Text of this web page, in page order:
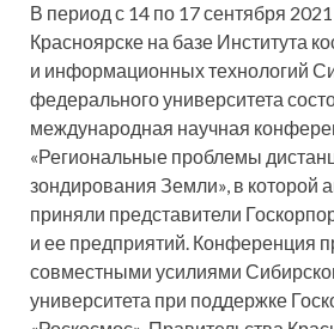
В период с 14 по 17 сентября
Красноярске на базе Института
и информационных технологий
федерального университета
международная научная
«Региональные проблемы
зондирования Земли», в которой
приняли представители
и ее предприятий. Конференция
совместными усилиями
университета при поддержке